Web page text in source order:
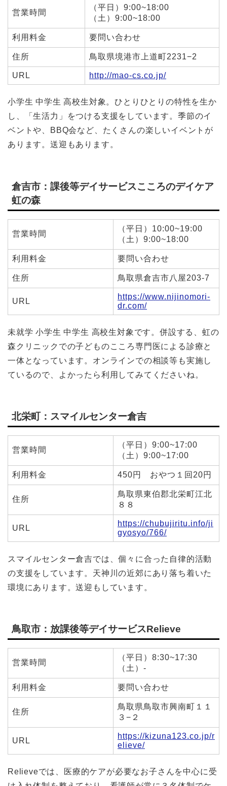
営業時間
（平日）9:00~18:00
（土）9:00~18:00
利用料金 要問い合わせ
住所 鳥取県境港市上道町2231−2
URL http://mao-cs.co.jp/
小学生 中学生 高校生対象。ひとりひとりの特性を生か
し、「生活力」をつける支援をしています。季節のイ
ベントや、BBQ会など、たくさんの楽しいイベントが
あります。送迎もあります。
倉吉市：課後等デイサービスこころのデイケア
虹の森
営業時間
（平日）10:00~19:00
（土）9:00~18:00
利用料金 要問い合わせ
住所 鳥取県倉吉市八屋203-7
URL
https://www.nijinomori-
dr.com/
未就学 小学生 中学生 高校生対象です。併設する、虹の
森クリニックでの子どものこころ専門医による診療と
一体となっています。オンラインでの相談等も実施し
ているので、よかったら利用してみてくださいね。
北栄町 ： スマイルセンター倉吉
営業時間
（平日）9:00~17:00
（土）9:00~17:00
利用料金 450円 おやつ１回20円
住所
鳥取県東伯郡北栄町江北
８８
URL
https://chubujiritu.info/ji
gyosyo/766/
スマイルセンター倉吉では、個々に合った自律的活動
の支援をしています。天神川の近郊にあり落ち着いた
環境にあります。送迎もしています。
鳥取市：放課後等デイサービスRelieve
営業時間
（平日）8:30~17:30
（土）-
利用料金 要問い合わせ
住所
鳥取県鳥取市興南町１１
３−２
URL
https://kizuna123.co.jp/r
elieve/
Relieveでは、
医療的ケアが必要なお子さんを中心に受